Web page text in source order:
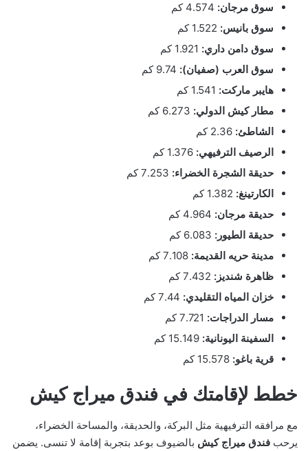
سوق مرجان:
سوق بانيس:
سوق دامن داري:
سوق العرب (صفيان):
هايبر ماركت:
مطار كيش الدولي:
الشاطئ:
الرصيف الترفيهي:
حديقة الشجرة الخضراء:
الكارتينغ:
حديقة مرجان:
حديقة الطيور:
مدينة حريه القديمة:
ظاهرة شنديز:
خزان المياه التقليدي:
مسار الدراجات:
السفينة اليونانية:
قرية باغو:
خطط لإقامتك في فندق ميراج كيش
مع مرافقه الترفيهية مثل البركة، والحديقة، والمساحة الخضراء،
يرحب فندق ميراج كيش بالضيوف بوعد بتجربة إقامة لا تنسى. يضمن